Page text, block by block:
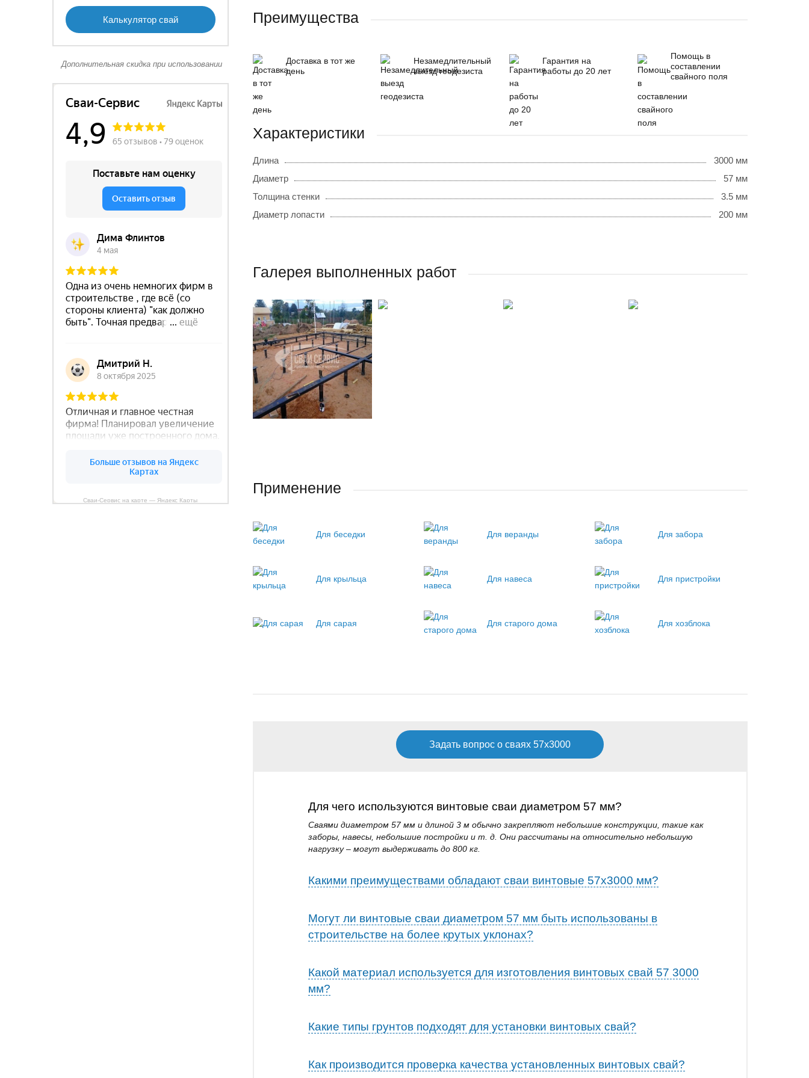
Калькулятор свай
Дополнительная скидка при использовании
Сваи-Сервис на карте — Яндекс Карты
Преимущества
Доставка в тот же
день
Незамедлительный
выезд геодезиста
Гарантия на
работы до 20 лет
Помощь в
составлении
свайного поля
Характеристики
Длина
3000 мм
Диаметр
57 мм
Толщина стенки
3.5 мм
Диаметр лопасти
200 мм
Галерея выполненных работ
Применение
Для беседки Для веранды Для забора
Для крыльца Для навеса Для пристройки
Для сарая Для старого дома Для хозблока
Задать вопрос о сваях 57х3000
Для чего используются винтовые сваи диаметром 57 мм?
Сваями диаметром 57 мм и длиной 3 м обычно закрепляют небольшие конструкции, такие как
заборы, навесы, небольшие постройки и т. д. Они рассчитаны на относительно небольшую
нагрузку – могут выдерживать до 800 кг.
Какими преимуществами обладают сваи винтовые 57х3000 мм?
Могут ли винтовые сваи диаметром 57 мм быть использованы в
строительстве на более крутых уклонах?
Какой материал используется для изготовления винтовых свай 57 3000
мм?
Какие типы грунтов подходят для установки винтовых свай?
Как производится проверка качества установленных винтовых свай?